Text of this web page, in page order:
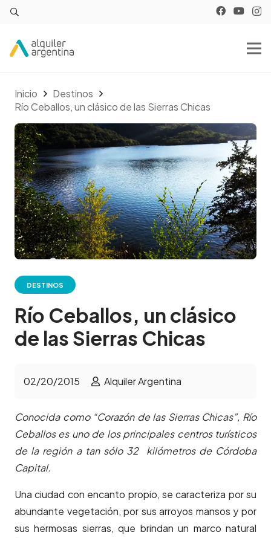
Inicio
Destinos
Río Ceballos, un clásico de las Sierras Chicas
DESTINOS
Río Ceballos, un clásico
de las Sierras Chicas
02/20/2015 Alquiler Argentina
Conocida como “Corazón de las Sierras Chicas”, Río
Ceballos es uno de los principales centros turísticos
de la región a tan sólo 32 kilómetros de Córdoba
Capital.
Una ciudad con encanto propio, se caracteriza por su
abundante vegetación, por sus arroyos mansos y por
sus hermosas sierras, que brindan un marco natural